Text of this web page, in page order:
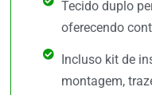
Tecido duplo
oferecendo
Incluso kit de
montagem,